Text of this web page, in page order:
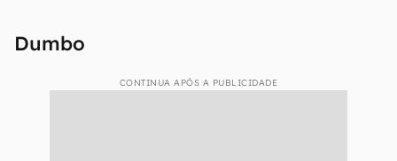
Dumbo
CONTINUA APÓS A PUBLICIDADE